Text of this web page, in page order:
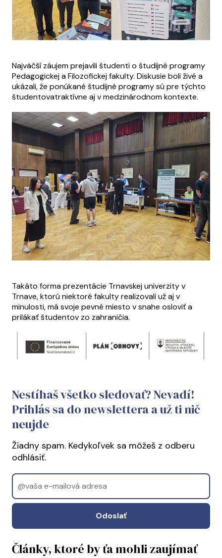
Najväčší záujem prejavili študenti o študijné programy
Pedagogickej a Filozofickej fakulty. Diskusie boli živé a
ukázali, že ponúkané študijné programy sú pre týchto
študentovatraktívne aj v medzinárodnom kontexte.
Takáto forma prezentácie Trnavskej univerzity v
Trnave, ktorú niektoré fakulty realizovali už aj v
minulosti, má svoje pevné miesto v snahe osloviť a
prilákať študentov zo zahraničia.
Nestíhaš všetko sledovať? Nevadí!
Prihlás sa do newslettera a už ti nič
neujde
Žiadny spam. Kedykoľvek sa môžeš z odberu
odhlásiť.
Email
Odoslať
Články, ktoré by ťa mohli zaujímať